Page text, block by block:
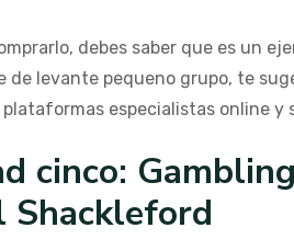
debes saber que es un
de levante pequeno grupo, te
especialistas online
cinco:
Shackleford